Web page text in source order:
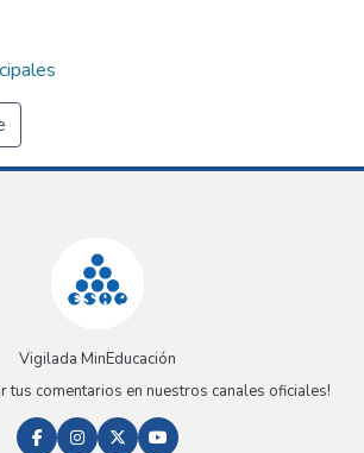
Vigilada MinEducación
tus comentarios en nuestros canales oficiales!